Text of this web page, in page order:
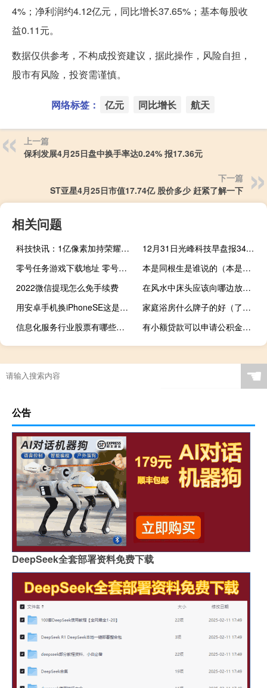
4%；净利润约4.12亿元，同比增长37.65%；基本每股收
益0.11元。
数据仅供参考，不构成投资建议，据此操作，风险自担，
股市有风险，投资需谨慎。
网络标签： 亿元 同比增长 航天
上一篇
保利发展4月25日盘中换手率达0.24% 报17.36元
下一篇
ST亚星4月25日市值17.74亿 股价多少 赶紧了解一下
相关问题
科技快讯：1亿像素加持荣耀50系列官宣代言人龚俊
12月31日光峰科技早盘报34.01元 换手率达0.3%
零号任务游戏下载地址 零号任务内测下载地址
本是同根生是谁说的（本是同根生 历史典故）
2022微信提现怎么免手续费
在风水中床头应该向哪边放（我想问床头放什么风水）
用安卓手机换iPhoneSE这是传输数据的最快方式
家庭浴房什么牌子的好（了解过的朋友说说家庭整体浴室什么品牌好啊）
信息化服务行业股票有哪些信息化服务概念股一览
有小额贷款可以申请公积金贷款吗 有小额贷款还可以贷款吗
☚
公告
DeepSeek全套部署资料免费下载